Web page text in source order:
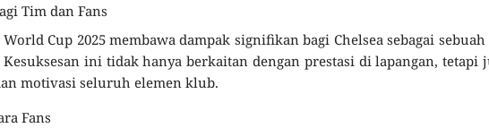
Tim dan Fans
Cup 2025 membawa dampak signifikan bagi Chelsea sebagai
ini tidak hanya berkaitan dengan prestasi di lapangan, tetapi
motivasi seluruh elemen klub.
Fans